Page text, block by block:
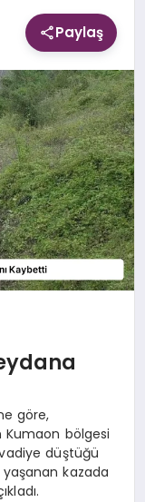
Paylaş
göre,
Kumaon bölgesi
düştüğü
kazada